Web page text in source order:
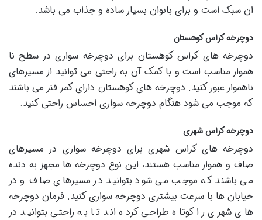
ان سبک است و برای بانوان بسیار ساده و جذاب می باشد.
دوچرخه کراس کوهستان
دوچرخه های کراس کوهستان برای دوچرخه سواری در سطح نا
هموار مناسب است و با کمک آن به راحتی می توانید از مسیرهای
ناهموار عبور کنید. دوچرخه های کوهستان دارای کمر فنر می باشند
که موجب می شود هنگام دوچرخه سواری احساس راحتی کنید.
دوچرخه کراس شهری
دوچرخه های کراس شهری برای دوچرخه سواری در مسیرهای
صاف و هموار مناسب هستند، این نوع دوچرخه ها مجهز به دنده
می باشند که موجب می شود بتوانید در مسیرهای صاف و در
خیابان ها با سرعت بیشتری دوچرخه سواری کنید. فرمان دوچرخه
های شهری را کوتاه طراحی کرده اند تا به راحتی بتوانید در